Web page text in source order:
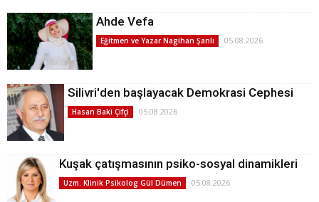
Ahde Vefa
Eğitmen ve Yazar Nagihan Şanlı 05.08.2026
Silivri'den başlayacak Demokrasi Cephesi
Hasan Baki Çifçi 05.08.2026
Kuşak çatışmasının psiko-sosyal dinamikleri
Uzm. Klinik Psikolog Gül Dümen 05.08.2026